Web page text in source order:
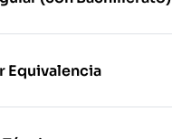
Equivalencia